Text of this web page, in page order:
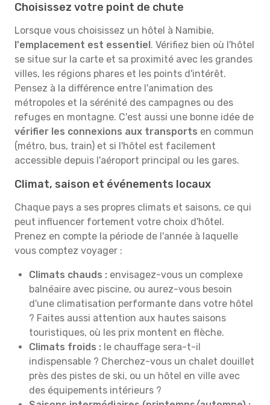
Choisissez votre point de chute
Lorsque vous choisissez un hôtel à Namibie,
l'emplacement est essentiel. Vérifiez bien où l'hôtel
se situe sur la carte et sa proximité avec les grandes
villes, les régions phares et les points d'intérêt.
Pensez à la différence entre l'animation des
métropoles et la sérénité des campagnes ou des
refuges en montagne. C'est aussi une bonne idée de
vérifier les connexions aux transports en commun
(métro, bus, train) et si l'hôtel est facilement
accessible depuis l'aéroport principal ou les gares.
Climat, saison et événements locaux
Chaque pays a ses propres climats et saisons, ce qui
peut influencer fortement votre choix d'hôtel.
Prenez en compte la période de l'année à laquelle
vous comptez voyager :
Climats chauds : envisagez-vous un complexe
balnéaire avec piscine, ou aurez-vous besoin
d'une climatisation performante dans votre hôtel
? Faites aussi attention aux hautes saisons
touristiques, où les prix montent en flèche.
Climats froids : le chauffage sera-t-il
indispensable ? Cherchez-vous un chalet douillet
près des pistes de ski, ou un hôtel en ville avec
des équipements intérieurs ?